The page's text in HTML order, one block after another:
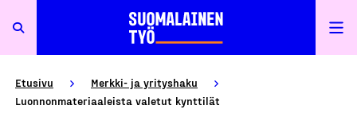
Etusivu
Merkki- ja yrityshaku
Luonnonmateriaaleista valetut kynttilät